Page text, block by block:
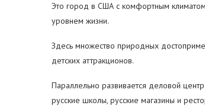
Это город в США с комфортным
уровнем жизни.
Здесь множество природных
детских аттракционов.
Параллельно развивается деловой
русские школы, русские магазины и